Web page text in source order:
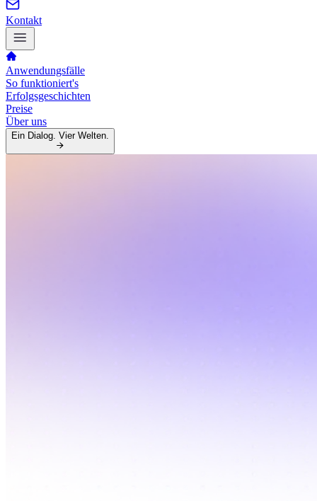
Kontakt
Anwendungsfälle
So funktioniert's
Erfolgsgeschichten
Preise
Über uns
Ein Dialog. Vier Welten.